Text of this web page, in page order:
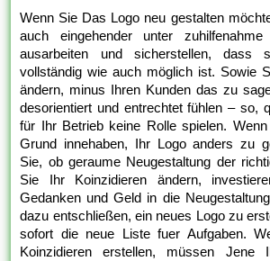
Wenn Sie Das Logo neu gestalten
auch eingehender unter
ausarbeiten und sicherstellen,
vollständig wie auch möglich ist. Sowie
ändern, minus Ihren Kunden das zu
desorientiert und entrechtet fühlen – so,
für Ihr Betrieb keine Rolle spielen.
Grund innehaben, Ihr Logo anders zu
Sie, ob geraume Neugestaltung der
Sie Ihr Koinzidieren ändern,
Gedanken und Geld in die
dazu entschließen, ein neues Logo zu
sofort die neue Liste fuer Aufgaben.
Koinzidieren erstellen, müssen Jene